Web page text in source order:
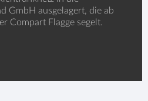
GmbH ausgelagert, die ab
Compart Flagge segelt.